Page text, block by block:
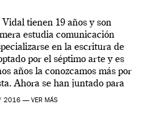
tienen 19 años y son
estudia comunicación
en la escritura de
por el séptimo arte y es
años la conozcamos más por
Ahora se han juntado para
una […]
2016 — VER MÁS